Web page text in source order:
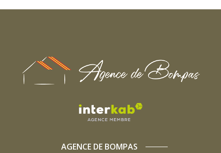
AGENCE DE BOMPAS